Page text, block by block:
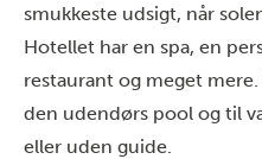
smukkeste udsigt, når
Hotellet har en spa, en
restaurant og meget
den udendørs pool og til
eller uden guide.